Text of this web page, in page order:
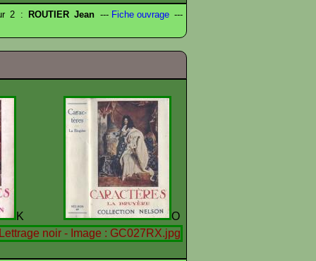
2 : ROUTIER Jean ---Fiche ouvrage---
K O